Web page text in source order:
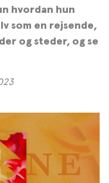
hvordan hun
som en rejsende,
og steder, og se